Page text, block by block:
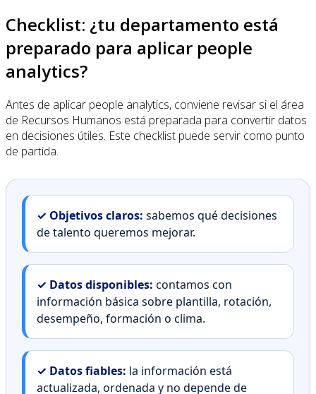
Checklist: ¿tu departamento está
preparado para aplicar people
analytics?
Antes de aplicar people analytics, conviene revisar si el área
de Recursos Humanos está preparada para convertir datos
en decisiones útiles. Este checklist puede servir como punto
de partida.
✓ Objetivos claros: sabemos qué decisiones
de talento queremos mejorar.
✓ Datos disponibles: contamos con
información básica sobre plantilla, rotación,
desempeño, formación o clima.
✓ Datos fiables: la información está
actualizada, ordenada y no depende de